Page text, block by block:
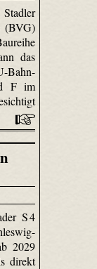
(BVG)
das
Bahn-
F im
S 4
2029
direkt